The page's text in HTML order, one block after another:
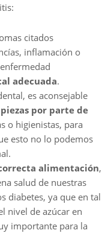
citados
inflamación o
adecuada.
es aconsejable
por parte de
o higienistas, para
esto no lo podemos
alimentación,
salud de nuestras
diabetes, ya que en tal
nivel de azúcar en
importante para la